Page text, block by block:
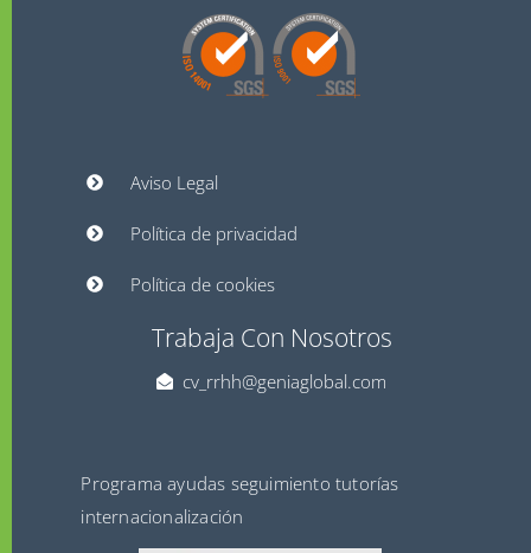
Aviso Legal
Política de privacidad
Política de cookies
Trabaja Con Nosotros
cv_rrhh@geniaglobal.com
Programa ayudas seguimiento tutorías
internacionalización